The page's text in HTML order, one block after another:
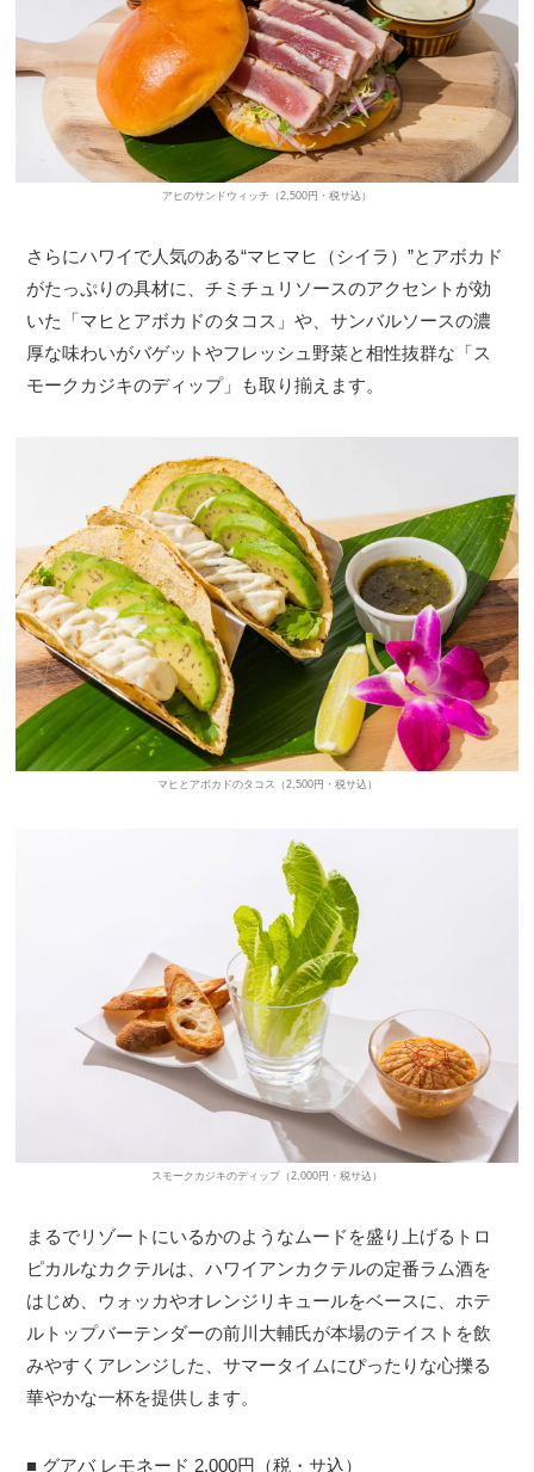
アヒのサンドウィッチ（2,500円・税サ込）
さらにハワイで人気のある“マヒマヒ（シイラ）”とアボカド
がたっぷりの具材に、チミチュリソースのアクセントが効
いた「マヒとアボカドのタコス」や、サンバルソースの濃
厚な味わいがバゲットやフレッシュ野菜と相性抜群な「ス
モークカジキのディップ」も取り揃えます。
マヒとアボカドのタコス（2,500円・税サ込）
スモークカジキのディップ（2,000円・税サ込）
まるでリゾートにいるかのようなムードを盛り上げるトロ
ピカルなカクテルは、ハワイアンカクテルの定番ラム酒を
はじめ、ウォッカやオレンジリキュールをベースに、ホテ
ルトップバーテンダーの前川大輔氏が本場のテイストを飲
みやすくアレンジした、サマータイムにぴったりな心擽る
華やかな一杯を提供します。
■ グアバ レモネード 2,000円（税・サ込）